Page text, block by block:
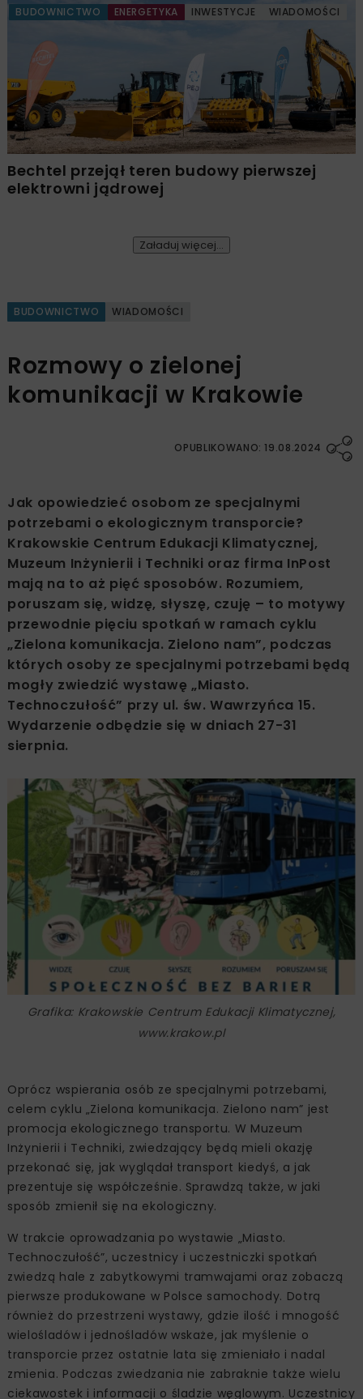
BUDOWNICTWO ENERGETYKA INWESTYCJE WIADOMOŚCI
Bechtel przejął teren budowy pierwszej
elektrowni jądrowej
Załaduj więcej...
BUDOWNICTWO WIADOMOŚCI
Rozmowy o zielonej
komunikacji w Krakowie
OPUBLIKOWANO: 19.08.2024
Jak opowiedzieć osobom ze specjalnymi
potrzebami o ekologicznym transporcie?
Krakowskie Centrum Edukacji Klimatycznej,
Muzeum Inżynierii i Techniki oraz firma InPost
mają na to aż pięć sposobów. Rozumiem,
poruszam się, widzę, słyszę, czuję – to motywy
przewodnie pięciu spotkań w ramach cyklu
„Zielona komunikacja. Zielono nam”, podczas
których osoby ze specjalnymi potrzebami będą
mogły zwiedzić wystawę „Miasto.
Technoczułość” przy ul. św. Wawrzyńca 15.
Wydarzenie odbędzie się w dniach 27-31
sierpnia.
Grafika: Krakowskie Centrum Edukacji Klimatycznej,
www.krakow.pl
Oprócz wspierania osób ze specjalnymi potrzebami,
celem cyklu „Zielona komunikacja. Zielono nam” jest
promocja ekologicznego transportu. W Muzeum
Inżynierii i Techniki, zwiedzający będą mieli okazję
przekonać się, jak wyglądał transport kiedyś, a jak
prezentuje się współcześnie. Sprawdzą także, w jaki
sposób zmienił się na ekologiczny.
W trakcie oprowadzania po wystawie „Miasto.
Technoczułość”, uczestnicy i uczestniczki spotkań
zwiedzą hale z zabytkowymi tramwajami oraz zobaczą
pierwsze produkowane w Polsce samochody. Dotrą
również do przestrzeni wystawy, gdzie ilość i mnogość
wielośladów i jednośladów wskaże, jak myślenie o
transporcie przez ostatnie lata się zmieniało i nadal
zmienia. Podczas zwiedzania nie zabraknie także wielu
ciekawostek i informacji o śladzie węglowym. Uczestnicy